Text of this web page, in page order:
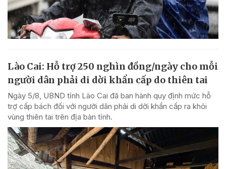
Lào Cai: Hỗ trợ 250 nghìn đồng/ngày cho mỗi
người dân phải di dời khẩn cấp do thiên tai
Ngày 5/8, UBND tỉnh Lào Cai đã ban hành quy định mức hỗ
trợ cấp bách đối với người dân phải di dời khẩn cấp ra khỏi
vùng thiên tai trên địa bàn tỉnh.